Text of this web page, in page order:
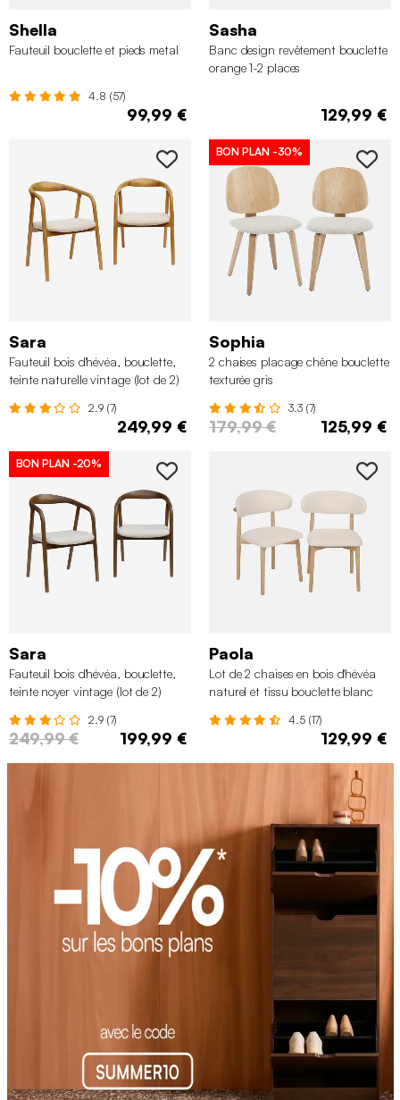
Shella
Fauteuil bouclette et pieds metal
4.8 (57)
99,99 €
Sasha
Banc design revêtement bouclette
orange 1-2 places
129,99 €
Sara
Fauteuil bois d'hévéa, bouclette,
teinte naturelle vintage (lot de 2)
2.9 (7)
249,99 €
BON PLAN -30%
Sophia
2 chaises placage chêne bouclette
texturée gris
3.3 (7)
179,99 € 125,99 €
BON PLAN -20%
Sara
Fauteuil bois d'hévéa, bouclette,
teinte noyer vintage (lot de 2)
2.9 (7)
249,99 € 199,99 €
Paola
Lot de 2 chaises en bois d'hévéa
naturel et tissu bouclette blanc
4.5 (17)
129,99 €